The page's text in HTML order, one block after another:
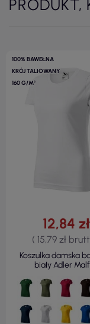
PRODUKT,
100% BAWEŁNA
KRÓJ TALIOWANY
160 G/M²
12,84 zł
( 15,79 zł
Koszulka damska
biały Adler